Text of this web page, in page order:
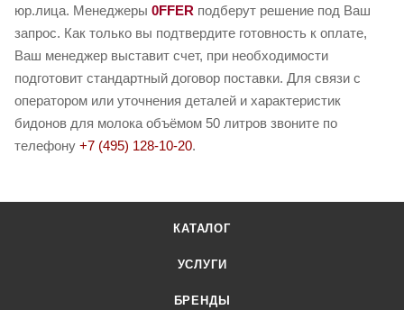
юр.лица. Менеджеры 0FFER подберут решение под Ваш
запрос. Как только вы подтвердите готовность к оплате,
Ваш менеджер выставит счет, при необходимости
подготовит стандартный договор поставки. Для связи с
оператором или уточнения деталей и характеристик
бидонов для молока объёмом 50 литров звоните по
телефону +7 (495) 128-10-20.
КАТАЛОГ
УСЛУГИ
БРЕНДЫ